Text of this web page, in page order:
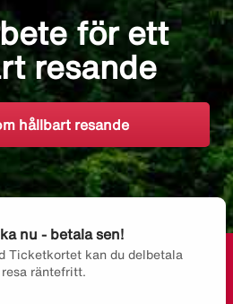
för ett
resande
hållbart resande
nu - betala sen!
Ticketkortet kan du delbetala
räntefritt.